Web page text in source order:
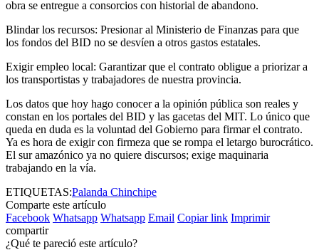
obra se entregue a consorcios con historial de abandono.
Blindar los recursos: Presionar al Ministerio de Finanzas para que
los fondos del BID no se desvíen a otros gastos estatales.
Exigir empleo local: Garantizar que el contrato obligue a priorizar a
los transportistas y trabajadores de nuestra provincia.
Los datos que hoy hago conocer a la opinión pública son reales y
constan en los portales del BID y las gacetas del MIT. Lo único que
queda en duda es la voluntad del Gobierno para firmar el contrato.
Ya es hora de exigir con firmeza que se rompa el letargo burocrático.
El sur amazónico ya no quiere discursos; exige maquinaria
trabajando en la vía.
ETIQUETAS:Palanda Chinchipe
Comparte este artículo
Facebook Whatsapp Whatsapp Email Copiar link Imprimir
compartir
¿Qué te pareció este artículo?